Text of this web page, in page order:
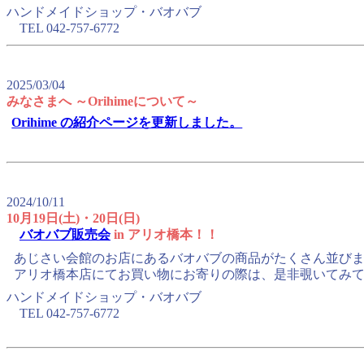
ハンドメイドショップ・バオバブ
TEL 042-757-6772
2025/03/04
みなさまへ ～Orihimeについて～
Orihime の紹介ページを更新しました。
2024/10/11
10月19日(土)・20日(日)
バオバブ販売会in アリオ橋本！！
あじさい会館のお店にあるバオバブの商品がたくさん並びま
アリオ橋本店にてお買い物にお寄りの際は、是非覗いてみ
ハンドメイドショップ・バオバブ
TEL 042-757-6772